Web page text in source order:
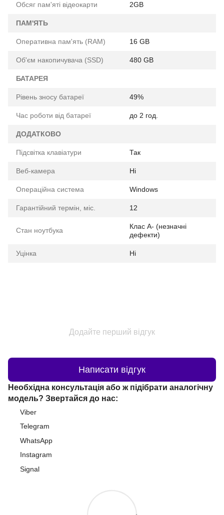
Обсяг пам'яті відеокарти 2GB
ПАМ'ЯТЬ
Оперативна пам'ять (RAM) 16 GB
Об'єм накопичувача (SSD) 480 GB
БАТАРЕЯ
Рівень зносу батареї 49%
Час роботи від батареї до 2 год.
ДОДАТКОВО
Підсвітка клавіатури Так
Веб-камера Ні
Операційна система Windows
Гарантійний термін, міс. 12
Стан ноутбука
Клас A- (незначні
дефекти)
Уцінка Ні
Додайте перший відгук
Написати відгук
Необхідна консультація або ж підібрати аналогічну
модель? Звертайся до нас:
Viber
Telegram
WhatsApp
Instagram
Signal